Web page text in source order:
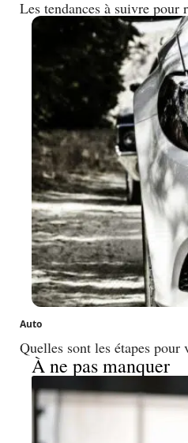
Les tendances à suivre pour
Auto
Quelles sont les étapes pour
À ne pas manquer